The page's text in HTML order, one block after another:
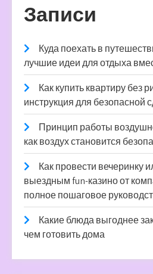
Записи
Куда поехать в
лучшие идеи для отдыха
Как купить квартиру без
инструкция для безопасной
Принцип работы
как воздух становится
Как провести вечеринку
выездным fun-казино от
полное пошаговое
Какие блюда выгоднее
чем готовить дома